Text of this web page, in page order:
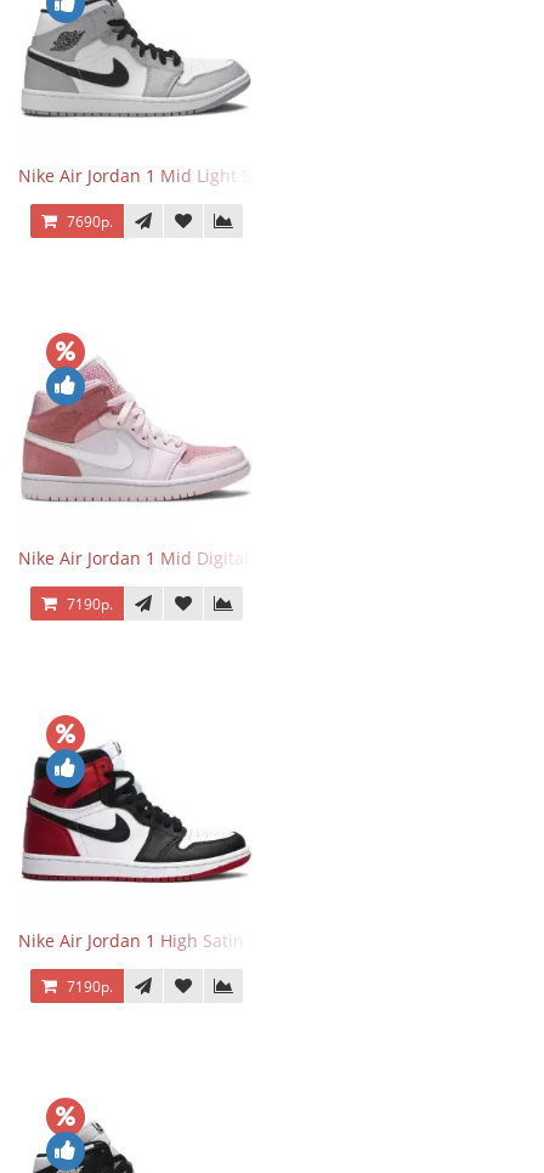
Nike Air Jordan 1 Mid Light Smoke Grey
7690р.
Nike Air Jordan 1 Mid Digital Pink
7190р.
Nike Air Jordan 1 High Satin Black Toe
7190р.